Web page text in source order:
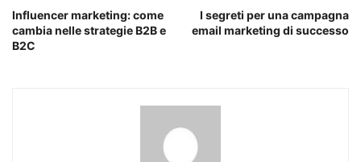
Influencer marketing: come
cambia nelle strategie B2B e
B2C
I segreti per una campagna
email marketing di successo